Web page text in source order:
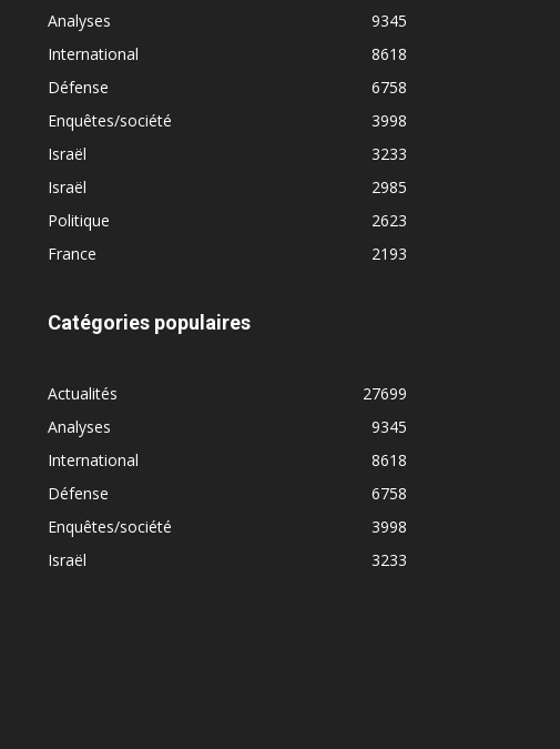
Analyses
9345
International
8618
Défense
6758
Enquêtes/société
3998
Israël
3233
Israël
2985
Politique
2623
France
2193
Catégories populaires
Actualités
27699
Analyses
9345
International
8618
Défense
6758
Enquêtes/société
3998
Israël
3233